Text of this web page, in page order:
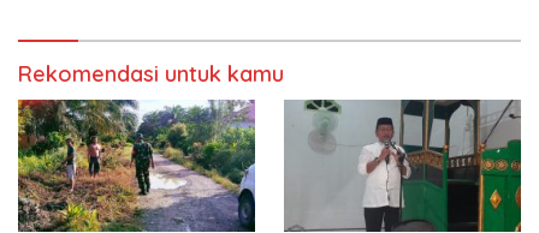
Rekomendasi untuk kamu